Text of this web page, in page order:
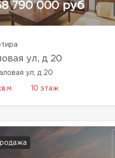
790 000 руб
ул, д 20
ул, д 20
10 этаж